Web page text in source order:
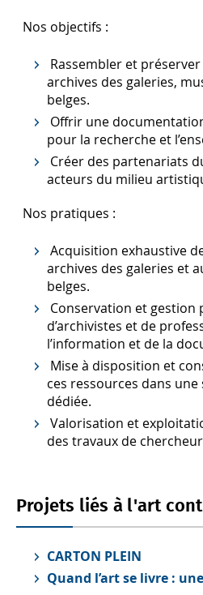
Nos objectifs :
Rassembler et
archives des galeries,
belges.
Offrir une
pour la recherche et
Créer des partenariats
acteurs du milieu
Nos pratiques :
Acquisition exhaustive
archives des galeries et
belges.
Conservation et gestion
d’archivistes et de
l’information et de la
Mise à disposition et
ces ressources dans
dédiée.
Valorisation et
des travaux de
Projets liés à l'art
CARTON PLEIN
Quand l’art se livre :